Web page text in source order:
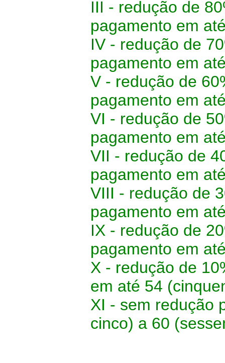
III - redução de
pagamento em
IV - redução de
pagamento em
V - redução de
pagamento em
VI - redução de
pagamento em
VII - redução de
pagamento em
VIII - redução de
pagamento em
IX - redução de
pagamento em
X - redução de
em até 54
XI - sem redução
cinco) a 60